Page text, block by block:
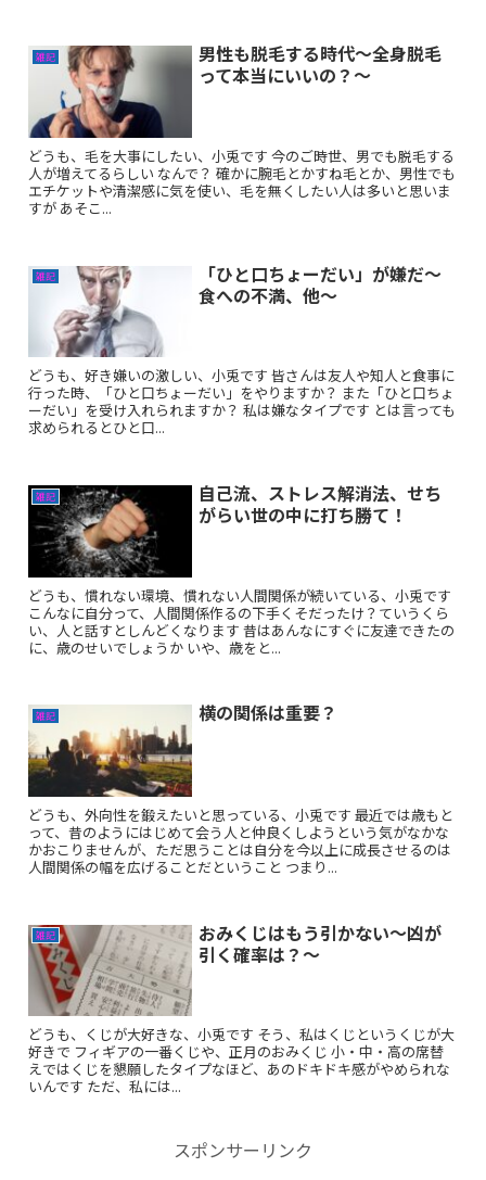
雑記
男性も脱毛する時代〜全身脱毛
って本当にいいの？〜
どうも、毛を大事にしたい、小兎です 今のご時世、男でも脱毛する
人が増えてるらしい なんで？ 確かに腕毛とかすね毛とか、男性でも
エチケットや清潔感に気を使い、毛を無くしたい人は多いと思いま
すが あそこ...
雑記
「ひと口ちょーだい」が嫌だ～
食への不満、他～
どうも、好き嫌いの激しい、小兎です 皆さんは友人や知人と食事に
行った時、「ひと口ちょーだい」をやりますか？ また「ひと口ちょ
ーだい」を受け入れられますか？ 私は嫌なタイプです とは言っても
求められるとひと口...
雑記
自己流、ストレス解消法、せち
がらい世の中に打ち勝て！
どうも、慣れない環境、慣れない人間関係が続いている、小兎です
こんなに自分って、人間関係作るの下手くそだったけ？ていうくら
い、人と話すとしんどくなります 昔はあんなにすぐに友達できたの
に、歳のせいでしょうか いや、歳をと...
雑記 横の関係は重要？
どうも、外向性を鍛えたいと思っている、小兎です 最近では歳もと
って、昔のようにはじめて会う人と仲良くしようという気がなかな
かおこりませんが、ただ思うことは自分を今以上に成長させるのは
人間関係の幅を広げることだということ つまり...
雑記
おみくじはもう引かない〜凶が
引く確率は？〜
どうも、くじが大好きな、小兎です そう、私はくじというくじが大
好きで フィギアの一番くじや、正月のおみくじ 小・中・高の席替
えではくじを懇願したタイプなほど、あのドキドキ感がやめられな
いんです ただ、私には...
スポンサーリンク